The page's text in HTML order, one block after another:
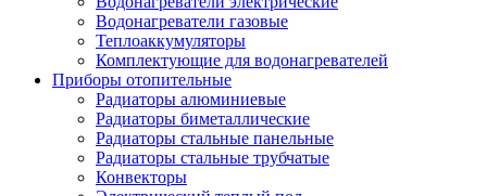
Водонагреватели газовые
Теплоаккумуляторы
Комплектующие для водонагревателей
Приборы отопительные
Радиаторы алюминиевые
Радиаторы биметаллические
Радиаторы стальные панельные
Радиаторы стальные трубчатые
Конвекторы